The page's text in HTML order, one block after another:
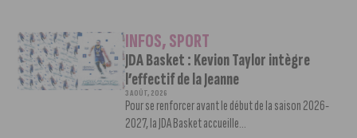
INFOS,SPORT
JDA Basket : Kevion Taylor intègre
l’effectif de la Jeanne
3 AOÛT, 2026
Pour se renforcer avant le début de la saison 2026-
2027, la JDA Basket accueille...